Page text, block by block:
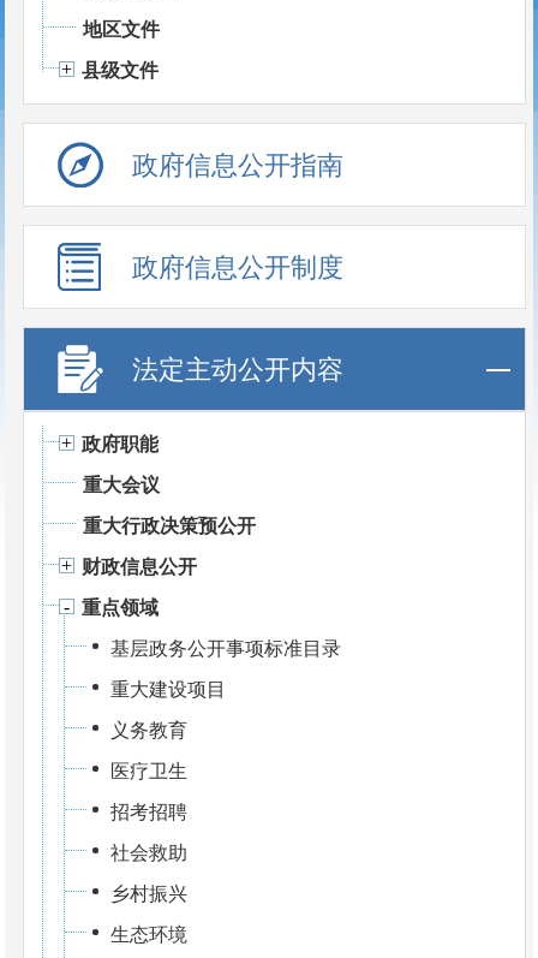
地区文件
县级文件
政府信息公开指南
政府信息公开制度
法定主动公开内容
政府职能
重大会议
重大行政决策预公开
财政信息公开
重点领域
基层政务公开事项标准目录
重大建设项目
义务教育
医疗卫生
招考招聘
社会救助
乡村振兴
生态环境